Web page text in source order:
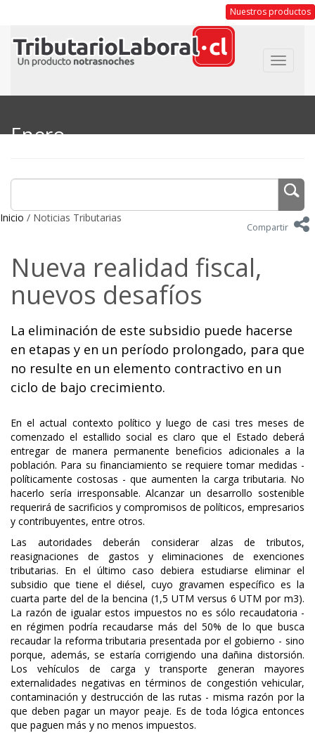
Nuestros productos
Toggle
Enero
Inicio / Noticias Tributarias
Compartir
Nueva realidad fiscal,
nuevos desafíos
La eliminación de este subsidio puede hacerse
en etapas y en un período prolongado, para que
no resulte en un elemento contractivo en un
ciclo de bajo crecimiento.
En el actual contexto político y luego de casi tres meses de
comenzado el estallido social es claro que el Estado deberá
entregar de manera permanente beneficios adicionales a la
población. Para su financiamiento se requiere tomar medidas -
políticamente costosas - que aumenten la carga tributaria. No
hacerlo sería irresponsable. Alcanzar un desarrollo sostenible
requerirá de sacrificios y compromisos de políticos, empresarios
y contribuyentes, entre otros.
Las autoridades deberán considerar alzas de tributos,
reasignaciones de gastos y eliminaciones de exenciones
tributarias. En el último caso debiera estudiarse eliminar el
subsidio que tiene el diésel, cuyo gravamen específico es la
cuarta parte del de la bencina (1,5 UTM versus 6 UTM por m3).
La razón de igualar estos impuestos no es sólo recaudatoria -
en régimen podría recaudarse más del 50% de lo que busca
recaudar la reforma tributaria presentada por el gobierno - sino
porque, además, se estaría corrigiendo una dañina distorsión.
Los vehículos de carga y transporte generan mayores
externalidades negativas en términos de congestión vehicular,
contaminación y destrucción de las rutas - misma razón por la
que deben pagar un mayor peaje. Es de toda lógica entonces
que paguen más y no menos impuestos.